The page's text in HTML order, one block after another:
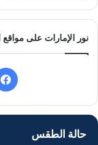
نور الإمارات على مواقع
حالة الطقس